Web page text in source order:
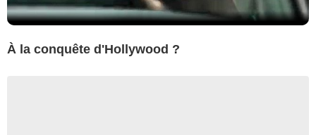
À la conquête d'Hollywood ?